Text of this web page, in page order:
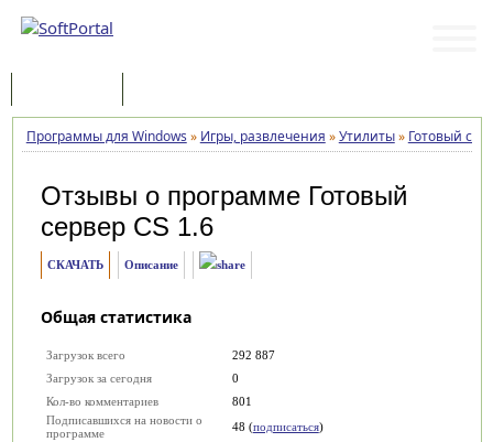
Программы для Windows » Игры, развлечения »Утилиты» Готовый
Отзывы о программе Готовый
сервер CS 1.6
СКАЧАТЬ Описание
Общая статистика
Загрузок всего
292 887
Загрузок за сегодня
0
Кол-во комментариев
801
Подписавшихся на новости о
программе
48 (подписаться)